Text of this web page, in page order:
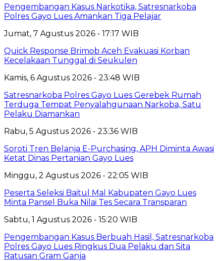
Pengembangan Kasus Narkotika, Satresnarkoba
Polres Gayo Lues Amankan Tiga Pelajar
Jumat, 7 Agustus 2026 - 17:17 WIB
Quick Response Brimob Aceh Evakuasi Korban
Kecelakaan Tunggal di Seukulen
Kamis, 6 Agustus 2026 - 23:48 WIB
Satresnarkoba Polres Gayo Lues Gerebek Rumah
Terduga Tempat Penyalahgunaan Narkoba, Satu
Pelaku Diamankan
Rabu, 5 Agustus 2026 - 23:36 WIB
Soroti Tren Belanja E-Purchasing, APH Diminta Awasi
Ketat Dinas Pertanian Gayo Lues
Minggu, 2 Agustus 2026 - 22:05 WIB
Peserta Seleksi Baitul Mal Kabupaten Gayo Lues
Minta Pansel Buka Nilai Tes Secara Transparan
Sabtu, 1 Agustus 2026 - 15:20 WIB
Pengembangan Kasus Berbuah Hasil, Satresnarkoba
Polres Gayo Lues Ringkus Dua Pelaku dan Sita
Ratusan Gram Ganja